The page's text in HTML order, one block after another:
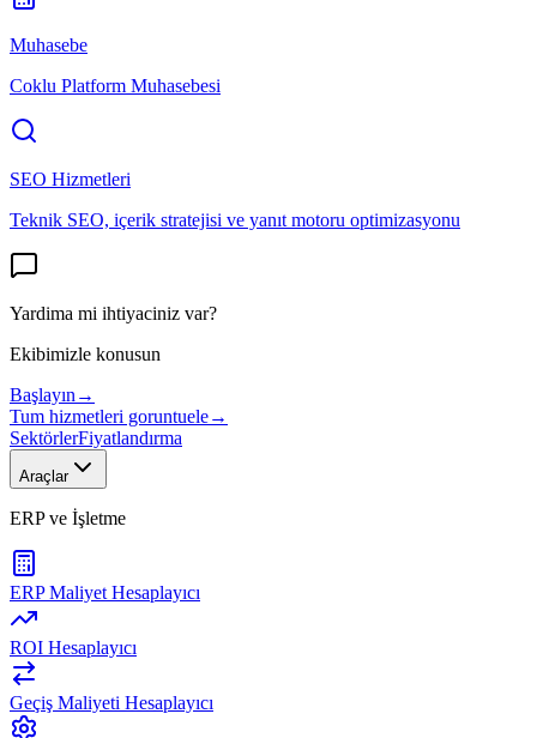
Muhasebe
Coklu Platform Muhasebesi
SEO Hizmetleri
Teknik SEO, içerik stratejisi ve yanıt motoru optimizasyonu
Yardima mi ihtiyaciniz var?
Ekibimizle konusun
Başlayın →
Tum hizmetleri goruntuele→
SektörlerFiyatlandırma
Araçlar
ERP ve İşletme
ERP Maliyet Hesaplayıcı
ROI Hesaplayıcı
Geçiş Maliyeti Hesaplayıcı